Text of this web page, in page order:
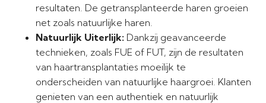
resultaten. De getransplanteerde haren groeien
net zoals natuurlijke haren.
Natuurlijk Uiterlijk: Dankzij geavanceerde
technieken, zoals FUE of FUT, zijn de resultaten
van haartransplantaties moeilijk te
onderscheiden van natuurlijke haargroei. Klanten
genieten van een authentiek en natuurlijk